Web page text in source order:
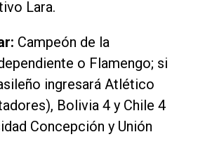
Lara.
Campeón de la
o Flamengo; si
ingresará Atlético
Bolivia 4 y Chile 4
Concepción y Unión